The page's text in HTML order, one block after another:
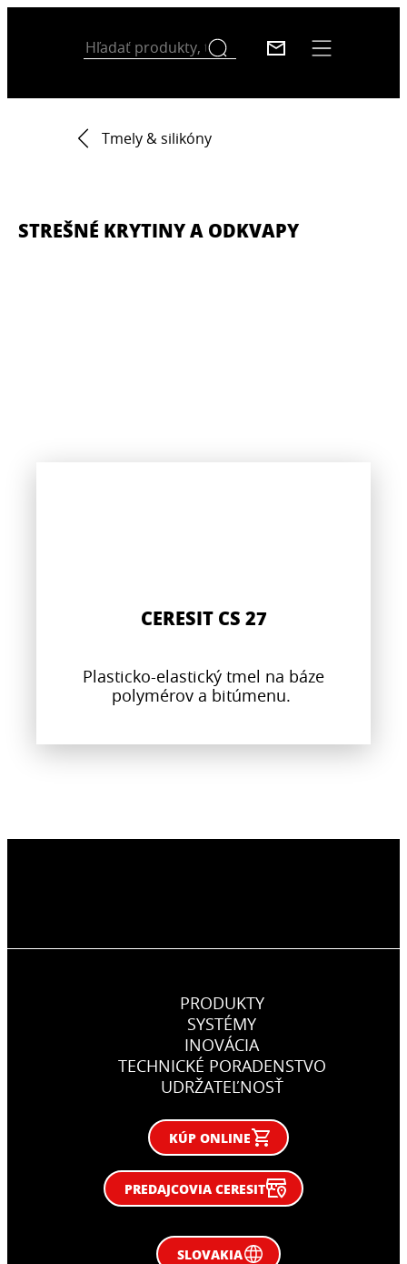
Tmely & silikóny
STREŠNÉ KRYTINY A ODKVAPY
CERESIT CS 27
Plasticko-elastický tmel na báze
polymérov a bitúmenu.
PRODUKTY
SYSTÉMY
INOVÁCIA
TECHNICKÉ PORADENSTVO
UDRŽATEĽNOSŤ
KÚP ONLINE
PREDAJCOVIA CERESIT
SLOVAKIA